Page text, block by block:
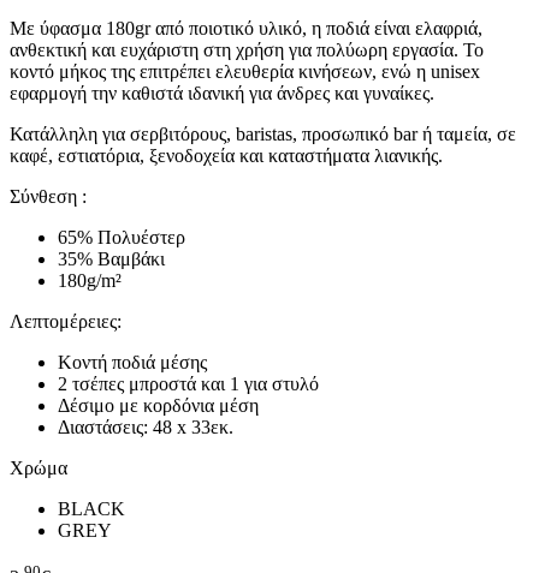
Με ύφασμα 180gr από ποιοτικό υλικό, η ποδιά είναι ελαφριά,
ανθεκτική και ευχάριστη στη χρήση για πολύωρη εργασία. Το
κοντό μήκος της επιτρέπει ελευθερία κινήσεων, ενώ η unisex
εφαρμογή την καθιστά ιδανική για άνδρες και γυναίκες.
Κατάλληλη για σερβιτόρους, baristas, προσωπικό bar ή ταμεία, σε
καφέ, εστιατόρια, ξενοδοχεία και καταστήματα λιανικής.
Σύνθεση :
65% Πολυέστερ
35% Βαμβάκι
180g/m²
Λεπτομέρειες:
Κοντή ποδιά μέσης
2 τσέπες μπροστά και 1 για στυλό
Δέσιμο με κορδόνια μέση
Διαστάσεις: 48 x 33εκ.
Χρώμα
BLACK
GREY